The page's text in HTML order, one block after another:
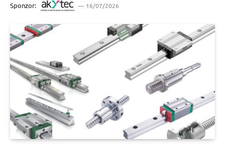
Sponzor: 16/07/2026